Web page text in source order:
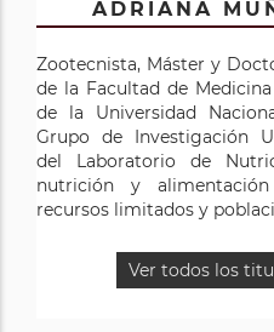
ADRIANA
Zootecnista, Máster y
de la Facultad de
de la Universidad
Grupo de Investigación
del Laboratorio de
nutrición y
recursos limitados y
Ver todos los